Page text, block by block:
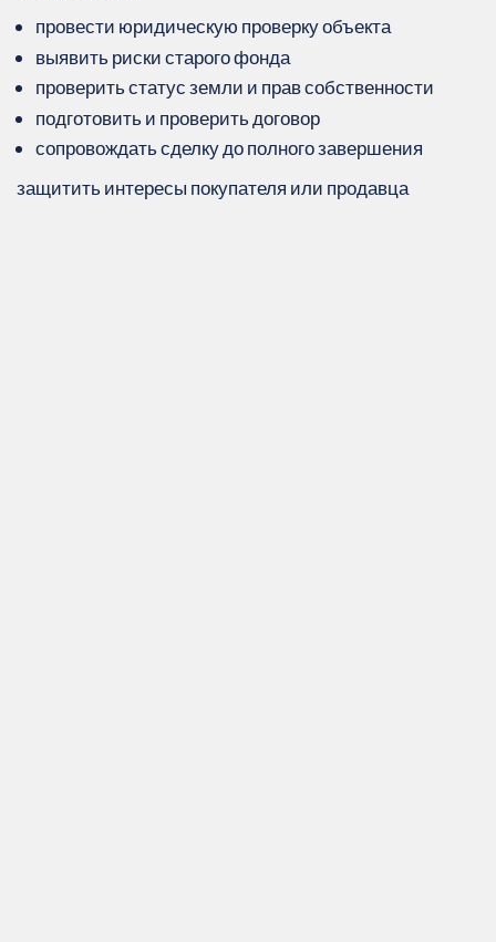
провести юридическую проверку объекта
выявить риски старого фонда
проверить статус земли и прав собственности
подготовить и проверить договор
сопровождать сделку до полного завершения
защитить интересы покупателя или продавца